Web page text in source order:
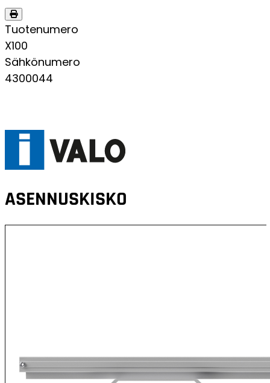
Tuotenumero
X100
Sähkönumero
4300044
ASENNUSKISKO